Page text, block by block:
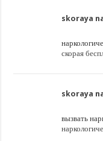
skoraya
скорая
skoraya
вызвать